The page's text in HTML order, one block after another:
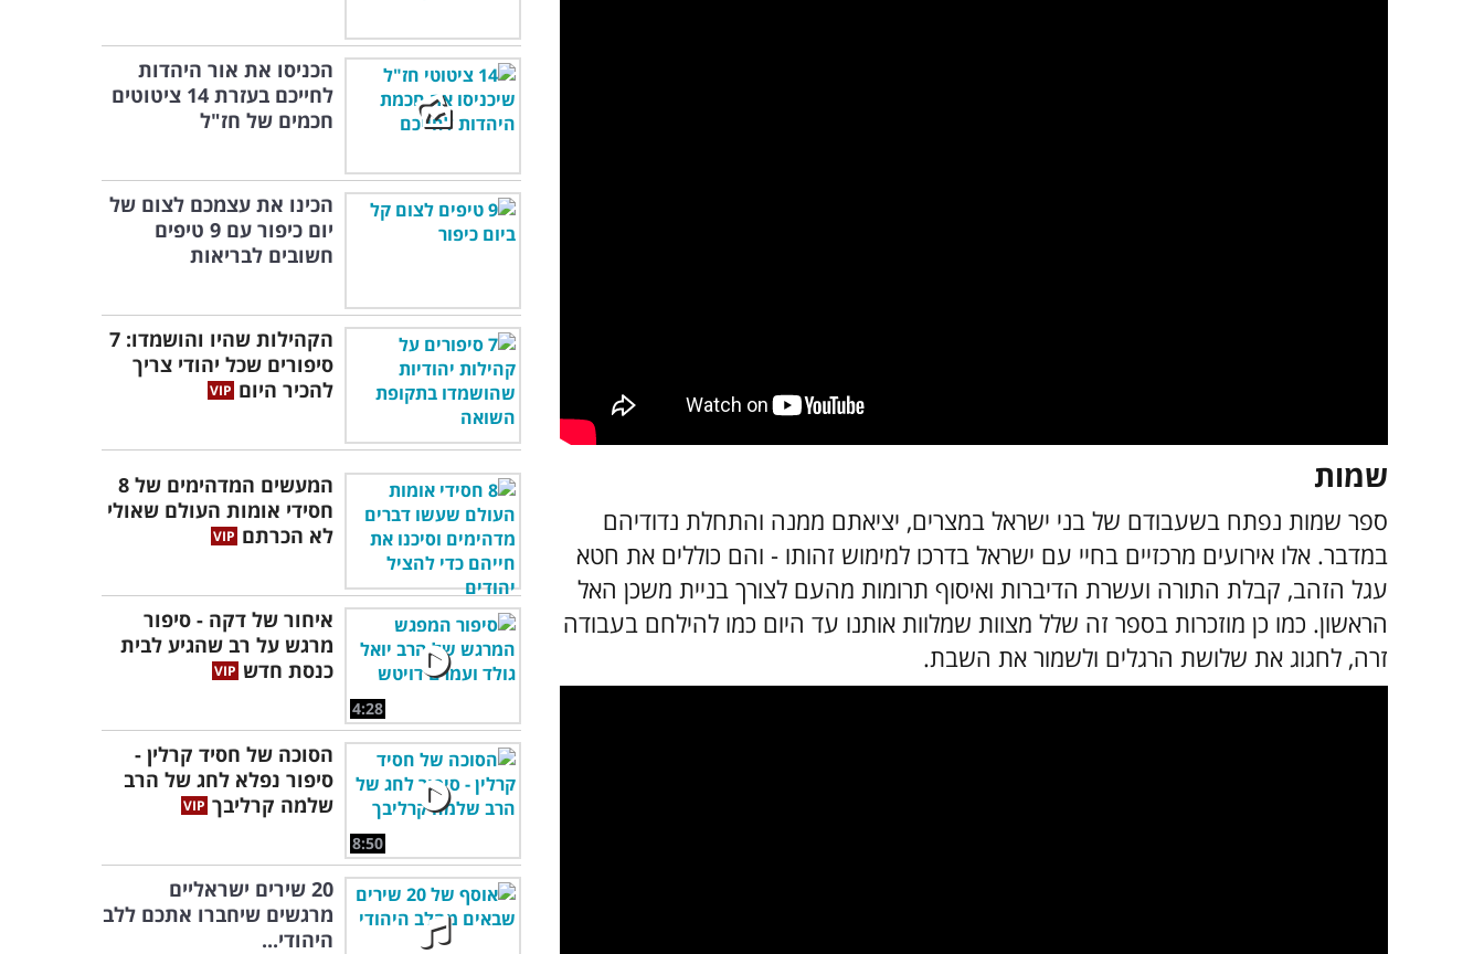
שמות
ספר שמות נפתח בשעבודם של בני ישראל במצרים, יציאתם ממנה והתחלת נדודיהם
במדבר. אלו אירועים מרכזיים בחיי עם ישראל בדרכו למימוש זהותו - והם כוללים את חטא
עגל הזהב, קבלת התורה ועשרת הדיברות ואיסוף תרומות מהעם לצורך בניית משכן האל
הראשון. כמו כן מוזכרות בספר זה שלל מצוות שמלוות אותנו עד היום כמו להילחם בעבודה
זרה, לחגוג את שלושת הרגלים ולשמור את השבת.
הכניסו את אור היהדות
לחייכם בעזרת 14 ציטוטים
חכמים של חז"ל
הכינו את עצמכם לצום של
יום כיפור עם 9 טיפים
חשובים לבריאות
הקהילות שהיו והושמדו: 7
סיפורים שכל יהודי צריך
להכיר היום
המעשים המדהימים של 8
חסידי אומות העולם שאולי
לא הכרתם
4:28
איחור של דקה - סיפור
מרגש על רב שהגיע לבית
כנסת חדש
8:50
הסוכה של חסיד קרלין -
סיפור נפלא לחג של הרב
שלמה קרליבך
20 שירים ישראליים
מרגשים שיחברו אתכם ללב
היהודי...